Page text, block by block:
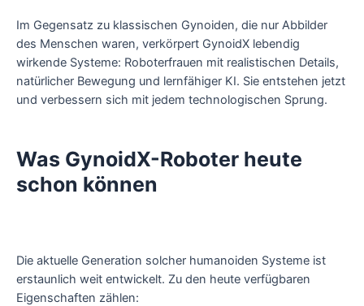
Im Gegensatz zu klassischen Gynoiden, die nur Abbilder
des Menschen waren, verkörpert GynoidX lebendig
wirkende Systeme: Roboterfrauen mit realistischen Details,
natürlicher Bewegung und lernfähiger KI. Sie entstehen jetzt
und verbessern sich mit jedem technologischen Sprung.
Was GynoidX-Roboter heute
schon können
Die aktuelle Generation solcher humanoiden Systeme ist
erstaunlich weit entwickelt. Zu den heute verfügbaren
Eigenschaften zählen: